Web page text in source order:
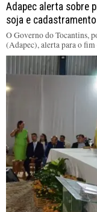
Adapec alerta sobre
soja e
O Governo do Tocantins,
(Adapec), alerta para o